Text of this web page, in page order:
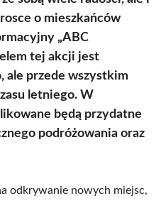
o mieszkańców
„ABC
tej akcji jest
ale przede wszystkim
letniego. W
będą przydatne
podróżowania oraz
odkrywanie nowych miejsc,